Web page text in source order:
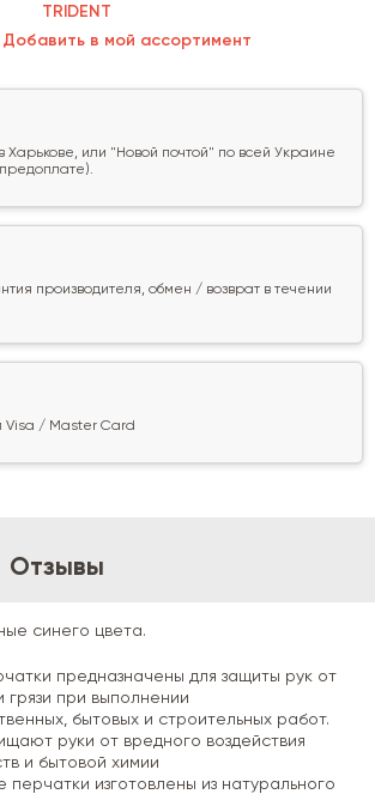
TRIDENT
Добавить в мой ассортимент
Харькове, или "Новой почтой" по всей Украине
производителя, обмен / возврат в течении
Visa / Master Card
Отзывы
синего цвета.
предназначены для защиты рук от
грязи при выполнении
бытовых и строительных работ.
руки от вредного воздействия
и бытовой химии
перчатки изготовлены из натурального